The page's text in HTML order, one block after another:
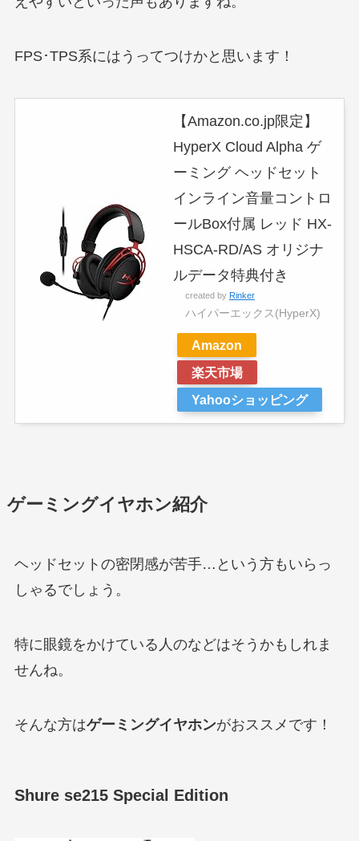
FPS･TPS系にはうってつけかと思います！
【Amazon.co.jp限定】
HyperX Cloud Alpha ゲ
ーミング ヘッドセット
インライン音量コントロ
ールBox付属 レッド HX-
HSCA-RD/AS オリジナ
ルデータ特典付き
created by Rinker
ハイパーエックス(HyperX)
Amazon
楽天市場
Yahooショッピング
ゲーミングイヤホン紹介
ヘッドセットの密閉感が苦手…という方もいらっ
しゃるでしょう。
特に眼鏡をかけている人のなどはそうかもしれま
せんね。
そんな方はゲーミングイヤホンがおススメです！
Shure se215 Special Edition